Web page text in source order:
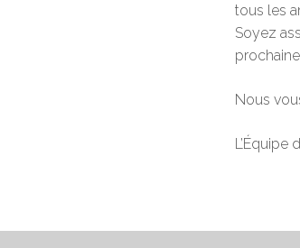
tous les
Soyez
Nous
L’Équipe